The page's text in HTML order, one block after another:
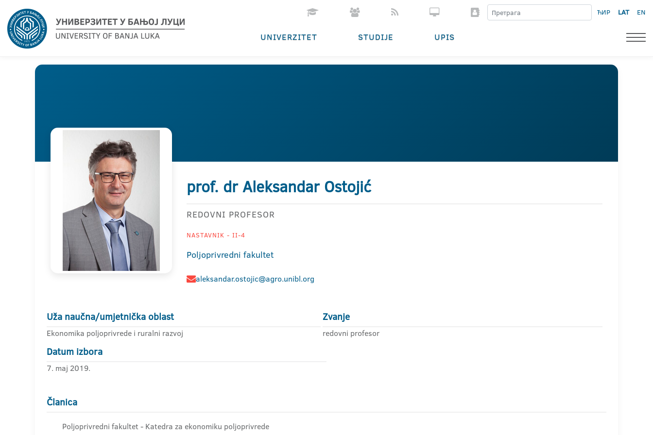
ЋИР LAT EN
UNIVERZITET STUDIJE UPIS
prof. dr Aleksandar Ostojić
REDOVNI PROFESOR
NASTAVNIK - II-4
Poljoprivredni fakultet
aleksandar.ostojic@agro.unibl.org
Uža naučna/umjetnička oblast
Ekonomika poljoprivrede i ruralni razvoj
Zvanje
redovni profesor
Datum izbora
7. maj 2019.
Članica
Poljoprivredni fakultet - Katedra za ekonomiku poljoprivrede